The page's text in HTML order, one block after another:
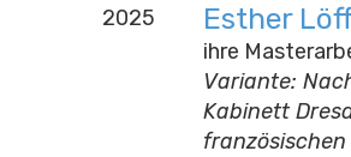
2025
Esther
ihre
Variante:
Kabinett